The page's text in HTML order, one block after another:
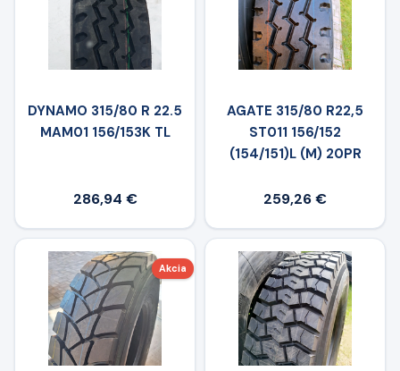
DYNAMO 315/80 R 22.5
MAM01 156/153K TL
286,94 €
AGATE 315/80 R22,5
ST011 156/152
(154/151)L (M) 20PR
259,26 €
Akcia